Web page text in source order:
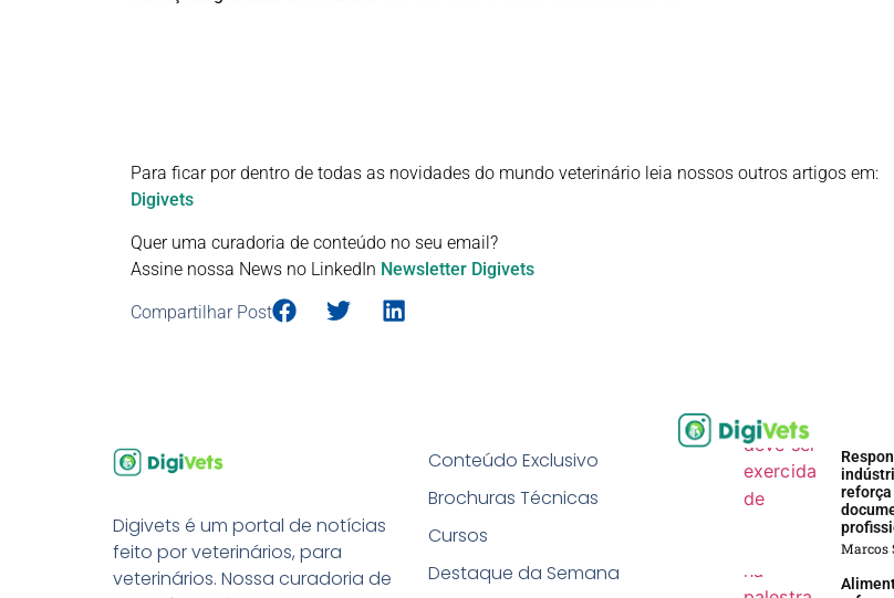
Para ficar por dentro de todas as novidades do mundo veterinário leia nossos outros artigos em:
Digivets
Quer uma curadoria de conteúdo no seu email?
Assine nossa News no LinkedIn Newsletter Digivets
Compartilhar Post
Digivets é um portal de notícias
feito por veterinários, para
veterinários. Nossa curadoria de
Conteúdo Exclusivo
Brochuras Técnicas
Cursos
Destaque da Semana
Marcos